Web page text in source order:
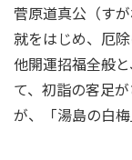
菅原道真公（す
就をはじめ、厄
他開運招福全般
て、初詣の客足
が、「湯島の白